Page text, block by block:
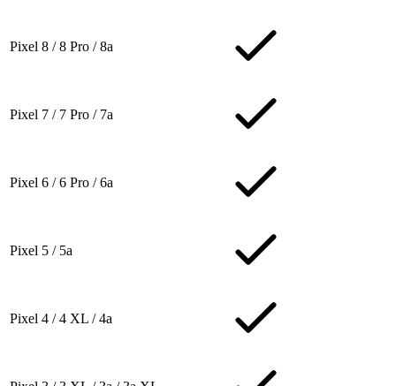
Pixel 8 / 8 Pro / 8a
Pixel 7 / 7 Pro / 7a
Pixel 6 / 6 Pro / 6a
Pixel 5 / 5a
Pixel 4 / 4 XL / 4a